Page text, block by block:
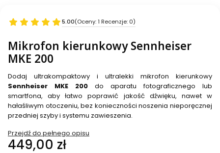
5.00(Oceny: 1 Recenzje: 0)
Mikrofon kierunkowy Sennheiser
MKE 200
Dodaj ultrakompaktowy i ultralekki mikrofon kierunkowy
Sennheiser MKE 200 do aparatu fotograficznego lub
smartfona, aby łatwo poprawić jakość dźwięku, nawet w
hałaśliwym otoczeniu, bez konieczności noszenia nieporęcznej
przedniej szyby i systemu zawieszenia.
Przejdź do pełnego opisu
Cena
449,00 zł